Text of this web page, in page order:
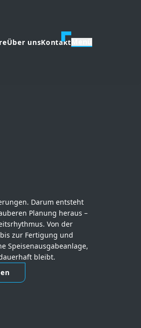
Über unsKontakt
Darum entsteht
Planung heraus –
Von der
zur Fertigung und
Speisenausgabeanlage,
bleibt.